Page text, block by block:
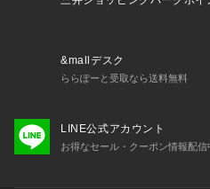
&mallデスク
ららぽーと受取なら送料無料
LINE公式アカウント
お得なセール・クーポン情報配信